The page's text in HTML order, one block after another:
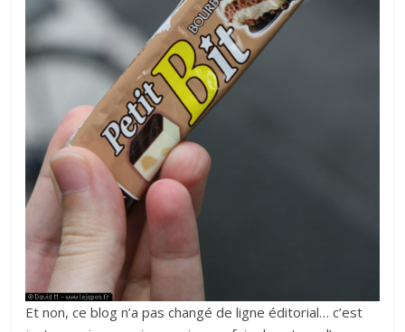
Et non, ce blog n’a pas changé de ligne éditorial… c’est